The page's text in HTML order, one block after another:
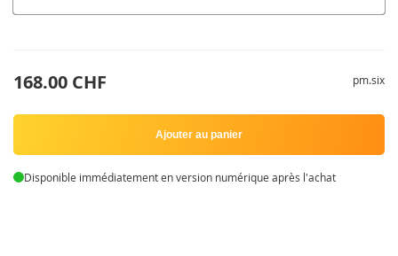
168.00 CHF pm.six
Ajouter au panier
Disponible immédiatement en version numérique après l'achat